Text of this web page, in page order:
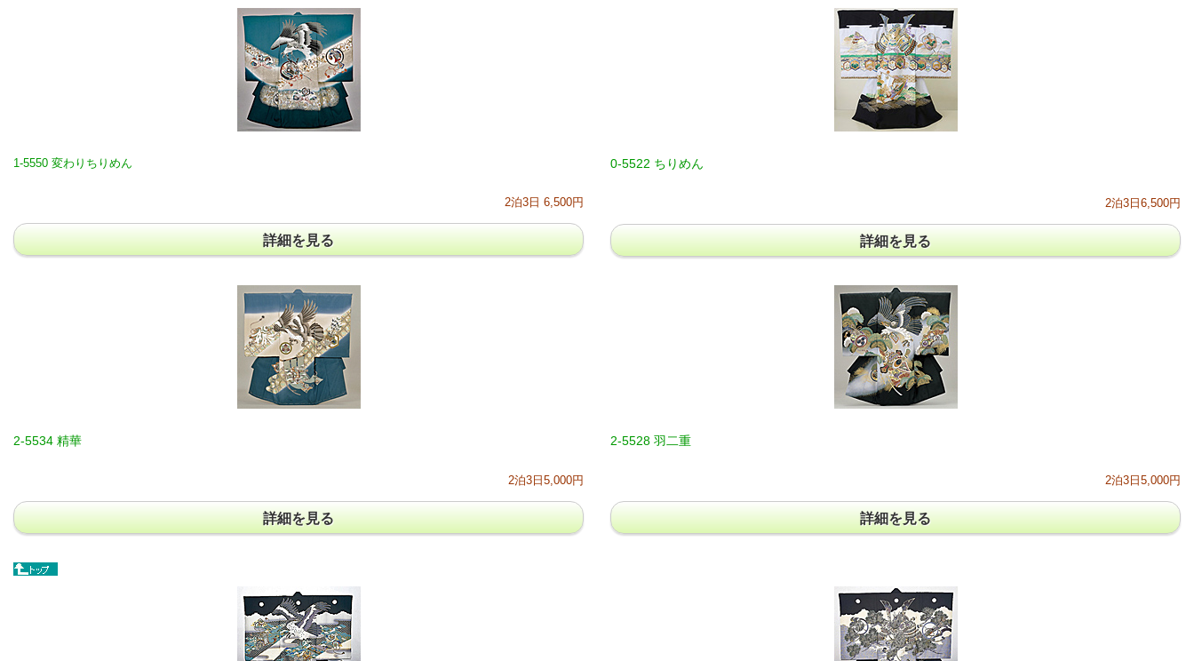
1-5550 変わりちりめん
2泊3日 6,500円
詳細を見る
0-5522 ちりめん
2泊3日6,500円
詳細を見る
2-5534 精華
2泊3日5,000円
詳細を見る
2-5528 羽二重
2泊3日5,000円
詳細を見る